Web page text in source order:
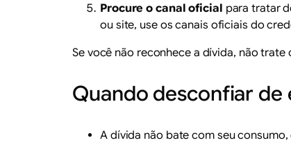
Procure o canal oficial para tratar
ou site, use os canais oficiais do
Se você não reconhece a dívida, não trate
Quando desconfiar
A dívida não bate com seu